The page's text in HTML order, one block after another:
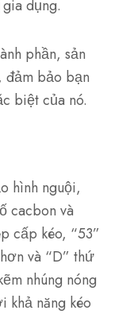
dụng.
phần, sản
bảo bạn
biệt của nó.
hình nguội,
cacbon và
cấp kéo, “53”
và “D” thứ
nhúng nóng
năng kéo